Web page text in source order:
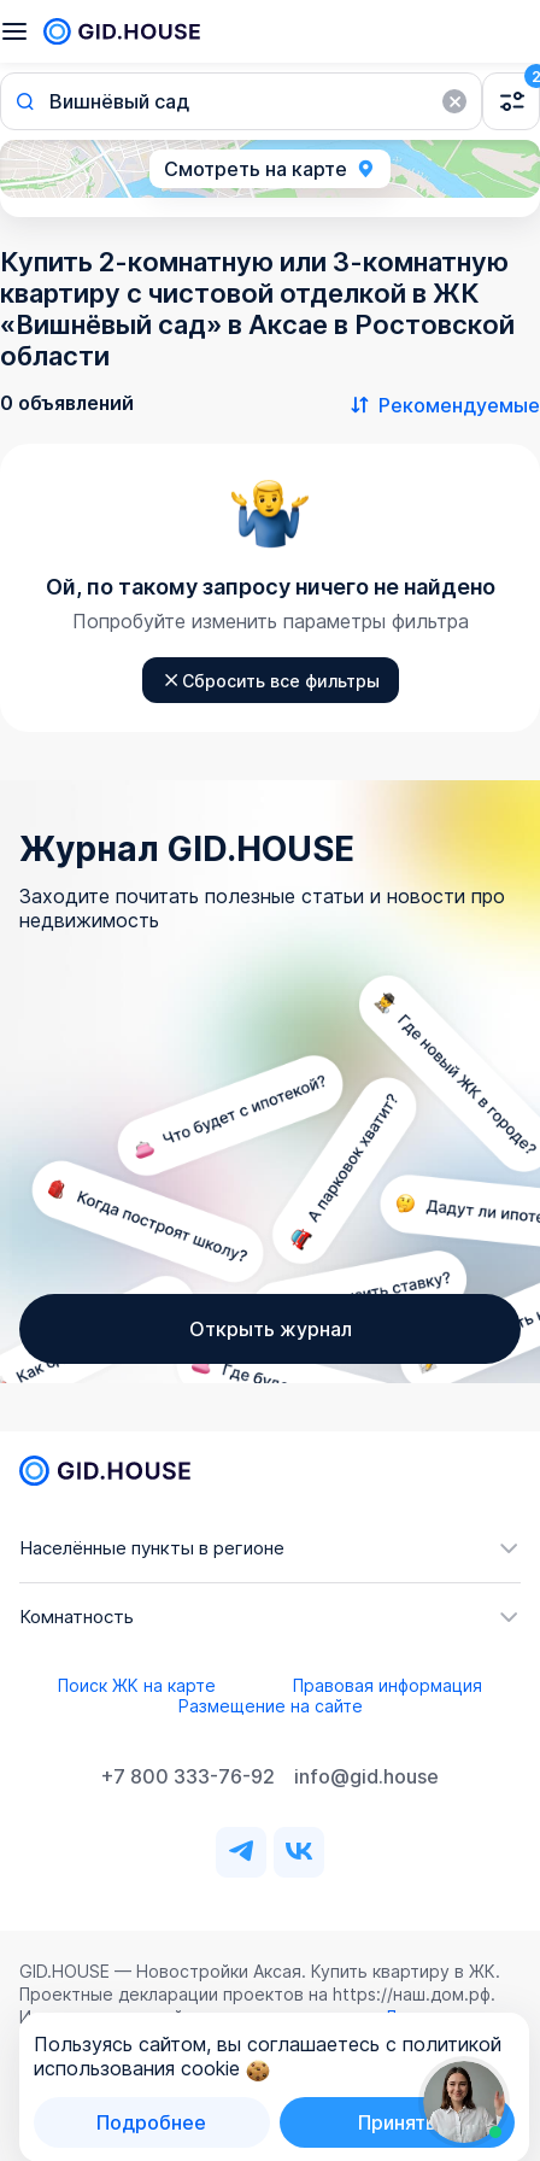
Вишнёвый сад
2
Смотреть на карте
Купить 2-комнатную или 3-комнатную
квартиру с чистовой отделкой в ЖК
«Вишнёвый сад» в Аксае в Ростовской
области
0 объявлений Рекомендуемые
Ой, по такому запросу ничего не найдено
Попробуйте изменить параметры фильтра
Сбросить все фильтры
Журнал GID.HOUSE
Заходите почитать полезные статьи и новости про
недвижимость
Открыть журнал
Населённые пункты в регионе
Комнатность
Поиск ЖК на карте
Правовая информация
Размещение на сайте
+7 800 333-76-92 info@gid.house
GID.HOUSE — Новостройки Аксая. Купить квартиру в ЖК.
Проектные декларации проектов на https://наш.дом.рф.
Использование сайта означает согласие с
Лицензионным
соглашением ,Политикой конфиденциальностии
Политикой обработки персональных данных
ООО «ГИД.ХАУЗ»
Пользуясь сайтом, вы соглашаетесь с политикой
использования cookie
Подробнее Принять